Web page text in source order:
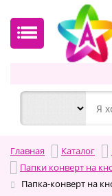
Главная Каталог
Папки конверт на
Папка-конверт на